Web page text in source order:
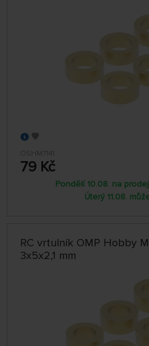
OSHM7141
79 Kč
Pondělí 10.08. na
Úterý 11.08.
RC vrtulník OMP Hobby
3x5x2,1 mm